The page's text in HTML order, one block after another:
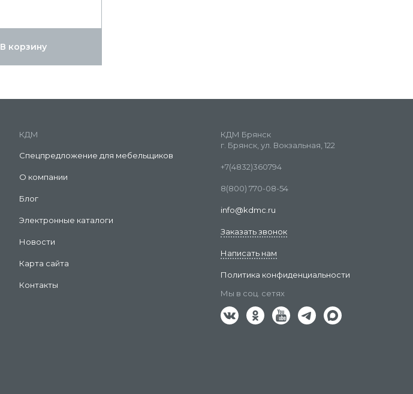
В корзину
КДМ
Спецпредложение для мебельщиков
О компании
Блог
Электронные каталоги
Новости
Карта сайта
Контакты
КДМ Брянск
г. Брянск, ул. Вокзальная, 122
+7(4832)360794
8(800) 770-08-54
info@kdmc.ru
Заказать звонок
Написать нам
Политика конфиденциальности
Мы в соц. сетях